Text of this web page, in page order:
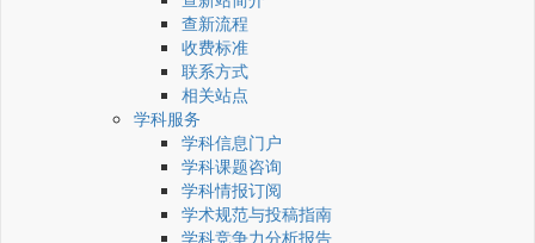
查新流程
收费标准
联系方式
相关站点
学科服务
学科信息门户
学科课题咨询
学科情报订阅
学术规范与投稿指南
学科竞争力分析报告